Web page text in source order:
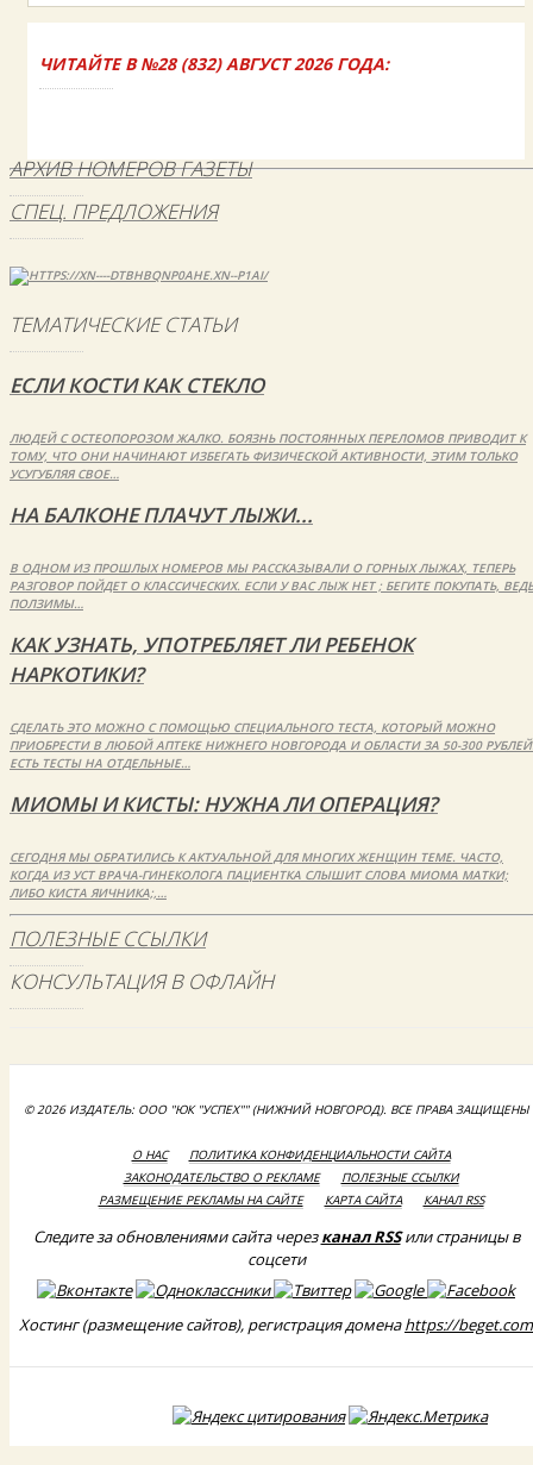
ЧИТАЙТЕ В №28 (832) АВГУСТ 2026 ГОДА:
АРХИВ НОМЕРОВ ГАЗЕТЫ
СПЕЦ. ПРЕДЛОЖЕНИЯ
ТЕМАТИЧЕСКИЕ СТАТЬИ
ЕСЛИ КОСТИ КАК СТЕКЛО
ЛЮДЕЙ С ОСТЕОПОРОЗОМ ЖАЛКО. БОЯЗНЬ ПОСТОЯННЫХ ПЕРЕЛОМОВ ПРИВОДИТ К
ТОМУ, ЧТО ОНИ НАЧИНАЮТ ИЗБЕГАТЬ ФИЗИЧЕСКОЙ АКТИВНОСТИ, ЭТИМ ТОЛЬКО
УСУГУБЛЯЯ СВОЕ…
НА БАЛКОНЕ ПЛАЧУТ ЛЫЖИ...
В ОДНОМ ИЗ ПРОШЛЫХ НОМЕРОВ МЫ РАССКАЗЫВАЛИ О ГОРНЫХ ЛЫЖАХ, ТЕПЕРЬ
РАЗГОВОР ПОЙДЕТ О КЛАССИЧЕСКИХ. ЕСЛИ У ВАС ЛЫЖ НЕТ ; БЕГИТЕ ПОКУПАТЬ, ВЕДЬ
ПОЛЗИМЫ…
КАК УЗНАТЬ, УПОТРЕБЛЯЕТ ЛИ РЕБЕНОК
НАРКОТИКИ?
СДЕЛАТЬ ЭТО МОЖНО С ПОМОЩЬЮ СПЕЦИАЛЬНОГО ТЕСТА, КОТОРЫЙ МОЖНО
ПРИОБРЕСТИ В ЛЮБОЙ АПТЕКЕ НИЖНЕГО НОВГОРОДА И ОБЛАСТИ ЗА 50-300
ЕСТЬ ТЕСТЫ НА ОТДЕЛЬНЫЕ…
МИОМЫ И КИСТЫ: НУЖНА ЛИ ОПЕРАЦИЯ?
СЕГОДНЯ МЫ ОБРАТИЛИСЬ К АКТУАЛЬНОЙ ДЛЯ МНОГИХ ЖЕНЩИН ТЕМЕ. ЧАСТО,
КОГДА ИЗ УСТ ВРАЧА-ГИНЕКОЛОГА ПАЦИЕНТКА СЛЫШИТ СЛОВА МИОМА МАТКИ;
ЛИБО КИСТА ЯИЧНИКА;,…
ПОЛЕЗНЫЕ ССЫЛКИ
КОНСУЛЬТАЦИЯ В ОФЛАЙН
© 2026 ИЗДАТЕЛЬ: ООО "ЮК "УСПЕХ"" (НИЖНИЙ НОВГОРОД). ВСЕ ПРАВА ЗАЩИЩЕНЫ
О НАС
ПОЛИТИКА КОНФИДЕНЦИАЛЬНОСТИ САЙТА
ЗАКОНОДАТЕЛЬСТВО О РЕКЛАМЕ
ПОЛЕЗНЫЕ ССЫЛКИ
РАЗМЕЩЕНИЕ РЕКЛАМЫ НА САЙТЕ
КАРТА САЙТА КАНАЛ RSS
Следите за обновлениями сайта черезканал RSSили страницы в
соцсети
Хостинг (размещение сайтов), регистрация доменаhttps://beget.com